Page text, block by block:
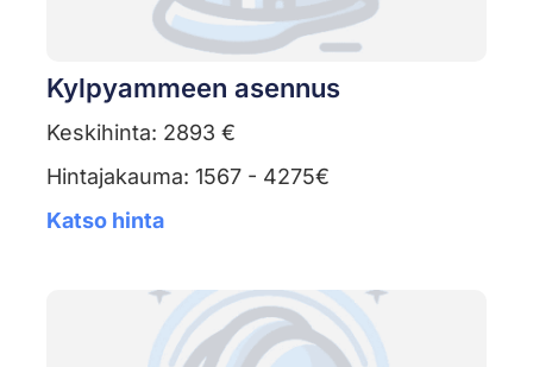
Kylpyammeen asennus
Keskihinta: 2893 €
Hintajakauma: 1567 - 4275€
Katso hinta